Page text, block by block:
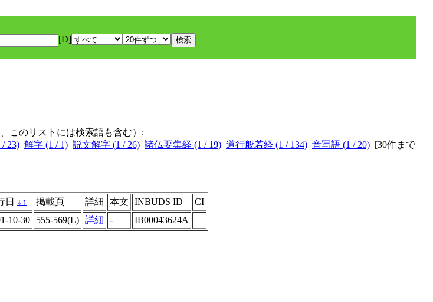
[D]
このリストには検索語も含む）:
23) 解字 (1 / 1) 説文解字 (1 / 26) 諸仏要集経 (1 / 19) 道行般若経 (1 / 134) 音写語 (1 / 20) [30件まで
日 ↓ ↑ 掲載頁 詳細 本文 INBUDS ID
CI
10-30 555-569(L) 詳細 - IB00043624A